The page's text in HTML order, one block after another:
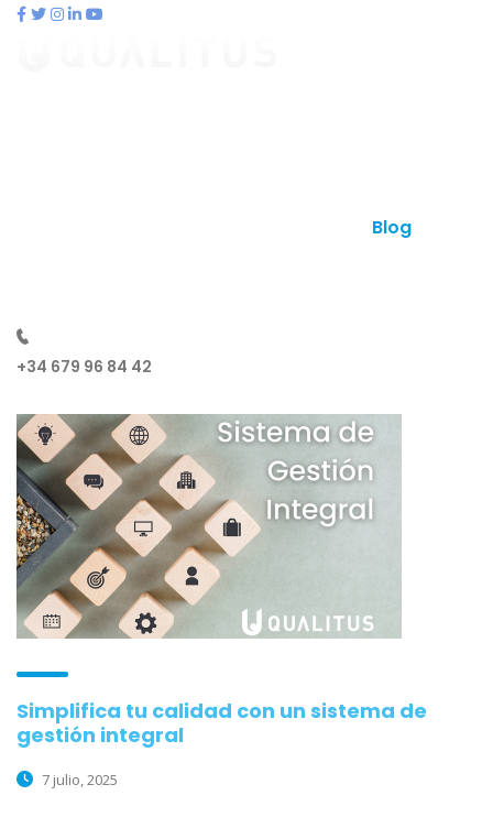
Blog
+34 679 96 84 42
Simplifica tu calidad con un sistema de
gestión integral
7 julio, 2025